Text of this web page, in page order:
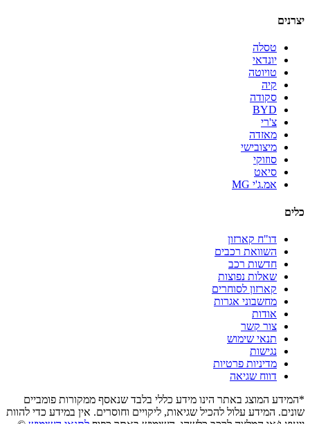
יצרנים
טסלה
יונדאי
טויוטה
קיה
סקודה
BYD
צ'רי
מאזדה
מיצובישי
סוזוקי
סיאט
אמ.ג'י MG
כלים
דו"ח קארזון
השוואת רכבים
חדשות רכב
שאלות נפוצות
קארזון לסוחרים
מחשבוני אגרות
אודות
צור קשר
תנאי שימוש
נגישות
מדיניות פרטיות
דווח שגיאה
*המידע המוצג באתר הינו מידע כללי בלבד שנאסף ממקורות פומביים
שונים. המידע עלול להכיל שגיאות, ליקויים וחוסרים. אין במידע כדי להוות